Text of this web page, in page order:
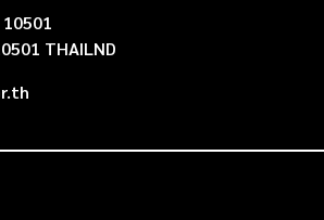
THAILND